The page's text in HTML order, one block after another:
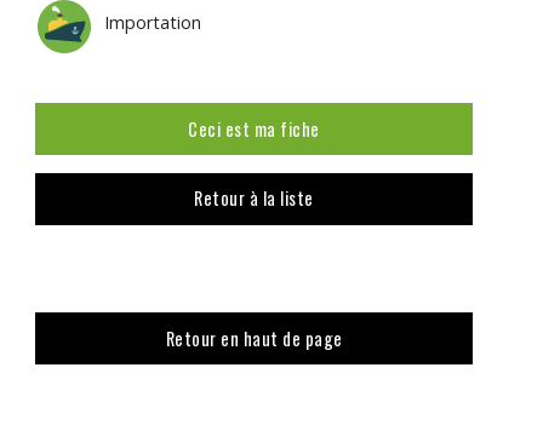
Importation
Ceci est ma fiche
Retour à la liste
Retour en haut de page